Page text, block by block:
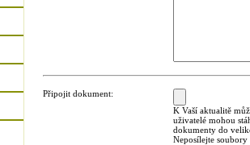
Připojit dokument:
K Vaší aktualitě
uživatelé mohou
dokumenty do
Neposílejte